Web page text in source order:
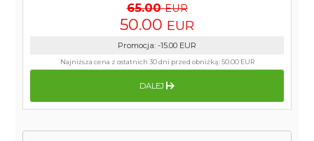
65.00 EUR
50.00 EUR
Promocja: -15.00 EUR
Najniższa cena z ostatnich 30 dni przed obniżką:50.00 EUR
DALEJ